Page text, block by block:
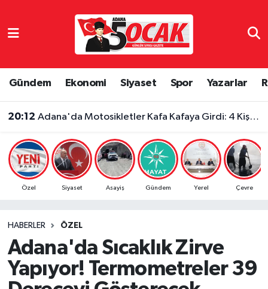
Gündem Ekonomi Siyaset Spor Yazarlar
20:12 Adana'da Motosikletler Kafa Kafaya Girdi: 4 Kişi Yaralandı
Özel Siyaset Asayiş Gündem Yerel Çevre
HABERLER ÖZEL
Adana'da Sıcaklık Zirve
Yapıyor! Termometreler 39
Dünya
Eğitim
Gündem
Haber Reklam
Adana Nöbetçi Eczaneler
Adana Trafik Yoğunluk Haritası
Süper Lig Puan Durumu ve Fikstür
Son Dakika Haberleri
Haber Arşivi